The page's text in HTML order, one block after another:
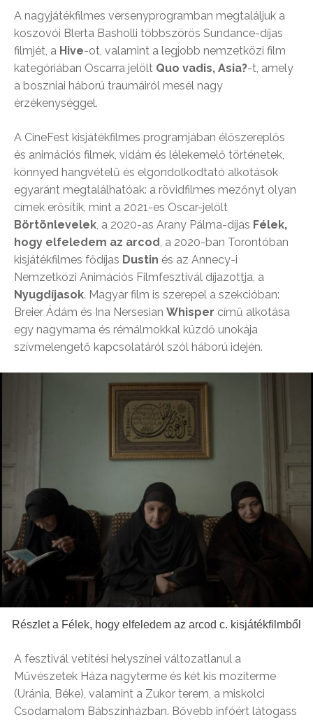
A nagyjátékfilmes versenyprogramban megtaláljuk a
koszovói Blerta Basholli többszörös Sundance-díjas
filmjét, a Hive-ot, valamint a legjobb nemzetközi film
kategóriában Oscarra jelölt Quo vadis, Asia?-t, amely
a boszniai háború traumáiról mesél nagy
érzékenységgel.
A CineFest kisjátékfilmes programjában élőszereplős
és animációs filmek, vidám és lélekemelő történetek,
könnyed hangvételű és elgondolkodtató alkotások
egyaránt megtalálhatóak: a rövidfilmes mezőnyt olyan
címek erősítik, mint a 2021-es Oscar-jelölt
Börtönlevelek, a 2020-as Arany Pálma-díjas Félek,
hogy elfeledem az arcod, a 2020-ban Torontóban
kisjátékfilmes fődíjas Dustin és az Annecy-i
Nemzetközi Animációs Filmfesztivál díjazottja, a
Nyugdíjasok. Magyar film is szerepel a szekcióban:
Breier Ádám és Ina Nersesian Whisper című alkotása
egy nagymama és rémálmokkal küzdő unokája
szívmelengető kapcsolatáról szól háború idején.
Részlet a Félek, hogy elfeledem az arcod c. kisjátékfilmből
A fesztivál vetítési helyszínei változatlanul a
Művészetek Háza nagyterme és két kis moziterme
(Uránia, Béke), valamint a Zukor terem, a miskolci
Csodamalom Bábszínházban. Bővebb infóért látogass